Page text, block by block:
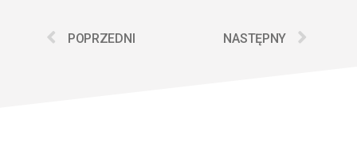
POPRZEDNI NASTĘPNY